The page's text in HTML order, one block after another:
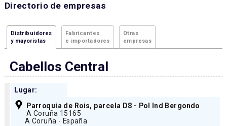
Directorio de empresas
Distribuidores
y mayoristas
Fabricantes
e importadores
Otras
empresas
Cabellos Central
Lugar:
Parroquia de Rois, parcela D8 - Pol Ind Bergondo
A Coruña 15165
A Coruña - España